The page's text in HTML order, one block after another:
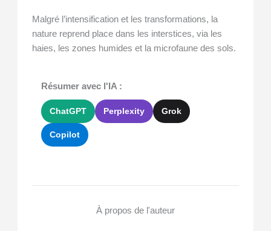
Malgré l’intensification et les transformations, la
nature reprend place dans les interstices, via les
haies, les zones humides et la microfaune des sols.
Résumer avec l'IA :
ChatGPT Perplexity Grok
Copilot
À propos de l'auteur